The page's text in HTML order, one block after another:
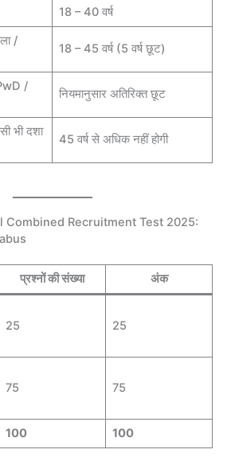
18 – 40 वर्ष
/
18 – 45 वर्ष (5 वर्ष छूट)
/
नियमानुसार अतिरिक्त छूट
भी दशा
45 वर्ष से अधिक नहीं होगी
Combined Recruitment Test 2025:
प्रश्नों की संख्या अंक
25 25
75 75
100 100